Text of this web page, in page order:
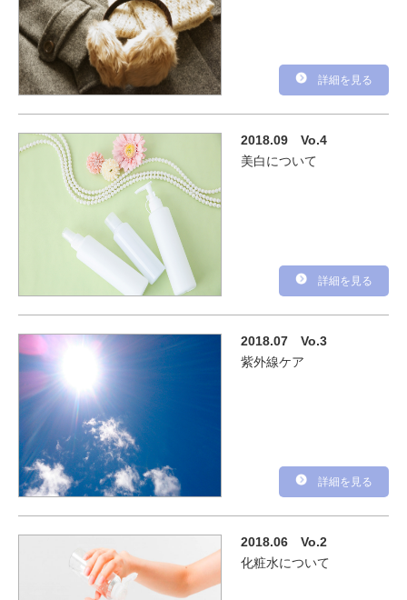
詳細を見る
2018.09 Vo.4
美白について
詳細を見る
2018.07 Vo.3
紫外線ケア
詳細を見る
2018.06 Vo.2
化粧水について